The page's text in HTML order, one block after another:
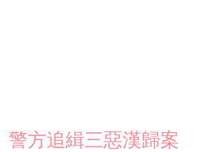
警方追緝三惡漢歸案